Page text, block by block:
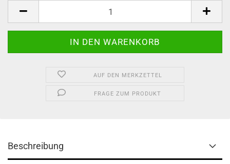
AUF DEN MERKZETTEL
FRAGE ZUM PRODUKT
Beschreibung